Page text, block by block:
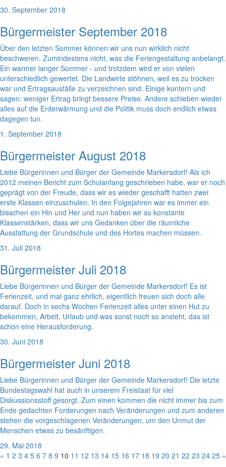
30. September 2018
Bürgermeister September 2018
Über den letzten Sommer können wir uns nun wirklich nicht
beschweren. Zumindestens nicht, was die Feriengestaltung anbelangt.
Ein warmer langer Sommer - und trotzdem wird er von vielen
unterschiedlich gewertet. Die Landwirte stöhnen, weil es zu trocken
war und Ertragsausfälle zu verzeichnen sind. Einige kontern und
sagen: weniger Ertrag bringt bessere Preise. Andere schieben wieder
alles auf die Erderwärmung und die Politik muss doch endlich etwas
dagegen tun.
1. September 2018
Bürgermeister August 2018
Liebe Bürgerinnen und Bürger der Gemeinde Markersdorf! Als ich
2012 meinen Bericht zum Schulanfang geschrieben habe, war er noch
geprägt von der Freude, dass wir es wieder geschafft hatten zwei
erste Klassen einzuschulen. In den Folgejahren war es immer ein
bisschen ein Hin und Her und nun haben wir so konstante
Klassenstärken, dass wir uns Gedanken über die räumliche
Ausstattung der Grundschule und des Hortes machen müssen.
31. Juli 2018
Bürgermeister Juli 2018
Liebe Bürgerinnen und Bürger der Gemeinde Markersdorf! Es ist
Ferienzeit, und mal ganz ehrlich, eigentlich freuen sich doch alle
darauf. Doch in sechs Wochen Ferienzeit alles unter einen Hut zu
bekommen, Arbeit, Urlaub und was sonst noch so ansteht, das ist
schon eine Herausforderung.
30. Juni 2018
Bürgermeister Juni 2018
Liebe Bürgerinnen und Bürger der Gemeinde Markersdorf! Die letzte
Bundestagswahl hat auch in unserem Freistaat für viel
Diskussionsstoff gesorgt. Zum einen kommen die nicht immer bis zum
Ende gedachten Forderungen nach Veränderungen und zum anderen
stehen die vorgeschlagenen Veränderungen, um den Unmut der
Menschen etwas zu besänftigen.
29. Mai 2018
« 1 2 3 4 5 6 7 8 9 10 11 12 13 14 15 16 17 18 19 20 21 22 23 24 25 »